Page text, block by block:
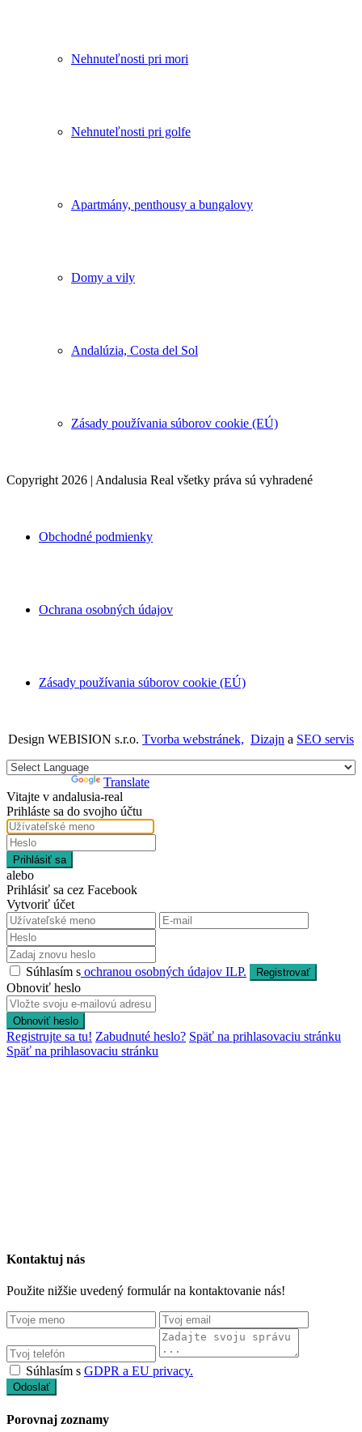
Nehnuteľnosti pri mori
Nehnuteľnosti pri golfe
Apartmány, penthousy a bungalovy
Domy a vily
Andalúzia, Costa del Sol
Zásady používania súborov cookie (EÚ)
Copyright 2026 | Andalusia Real všetky práva sú vyhradené
Obchodné podmienky
Ochrana osobných údajov
Zásady používania súborov cookie (EÚ)
Design WEBISION s.r.o. Tvorba webstránek, Dizajn a SEO servis
Translate
Vitajte v andalusia-real
Prihláste sa do svojho účtu
Prihlásiť sa
alebo
Prihlásiť sa cez Facebook
Vytvoriť účet
Súhlasím s ochranou osobných údajov ILP. Registrovať
Obnoviť heslo
Obnoviť heslo
Registrujte sa tu! Zabudnuté heslo? Späť na prihlasovaciu stránku
Späť na prihlasovaciu stránku
Kontaktuj nás
Použite nižšie uvedený formulár na kontaktovanie nás!
Súhlasím s GDPR a EU privacy.
Odoslať
Porovnaj zoznamy